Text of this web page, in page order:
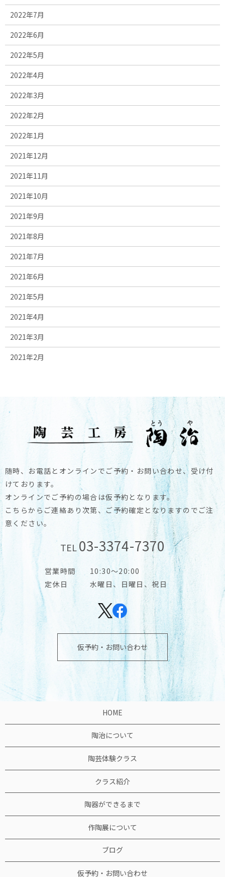
2022年7月
2022年6月
2022年5月
2022年4月
2022年3月
2022年2月
2022年1月
2021年12月
2021年11月
2021年10月
2021年9月
2021年8月
2021年7月
2021年6月
2021年5月
2021年4月
2021年3月
2021年2月
随時、お電話とオンラインでご予約・お問い合わせ、受け付
けております。
オンラインでご予約の場合は仮予約となります。
こちらからご連絡あり次第、ご予約確定となりますのでご注
意ください。
TEL03-3374-7370
営業時間
10:30～20:00
定休日
水曜日、日曜日、祝日
仮予約・お問い合わせ
HOME
陶治について
陶芸体験クラス
クラス紹介
陶器ができるまで
作陶展について
ブログ
仮予約・お問い合わせ